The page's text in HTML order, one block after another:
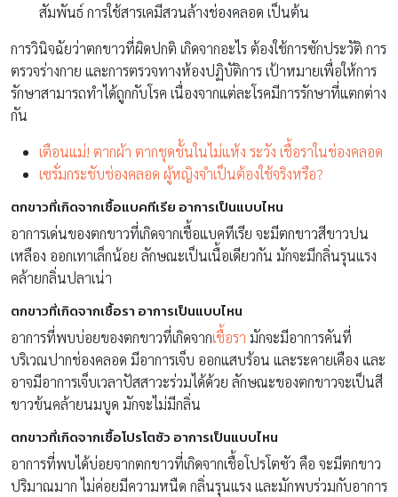
สัมพันธ์ การใช้สารเคมีสวนล้างช่องคลอด เป็นต้น
การวินิจฉัยว่าตกขาวที่ผิดปกติ เกิดจากอะไร ต้องใช้การซักประวัติ การ
ตรวจร่างกาย และการตรวจทางห้องปฏิบัติการ เป้าหมายเพื่อให้การ
รักษาสามารถทำได้ถูกกับโรค เนื่องจากแต่ละโรคมีการรักษาที่แตกต่าง
กัน
เตือนแม่! ตากผ้า ตากชุดชั้นในไม่แห้ง ระวัง เชื้อราในช่องคลอด
เซรั่มกระชับช่องคลอด ผู้หญิงจำเป็นต้องใช้จริงหรือ?
ตกขาวที่เกิดจากเชื้อแบคทีเรีย อาการเป็นแบบไหน
อาการเด่นของตกขาวที่เกิดจากเชื้อแบคทีเรีย จะมีตกขาวสีขาวปน
เหลือง ออกเทาเล็กน้อย ลักษณะเป็นเนื้อเดียวกัน มักจะมีกลิ่นรุนแรง
คล้ายกลิ่นปลาเน่า
ตกขาวที่เกิดจากเชื้อรา อาการเป็นแบบไหน
อาการที่พบบ่อยของตกขาวที่เกิดจากเชื้อรา มักจะมีอาการคันที่
บริเวณปากช่องคลอด มีอาการเจ็บ ออกแสบร้อน และระคายเคือง และ
อาจมีอาการเจ็บเวลาปัสสาวะร่วมได้ด้วย ลักษณะของตกขาวจะเป็นสี
ขาวข้นคล้ายนมบูด มักจะไม่มีกลิ่น
ตกขาวที่เกิดจากเชื้อโปรโตซัว อาการเป็นแบบไหน
อาการที่พบได้บ่อยจากตกขาวที่เกิดจากเชื้อโปรโตซัว คือ จะมีตกขาว
ปริมาณมาก ไม่ค่อยมีความหนืด กลิ่นรุนแรง และมักพบร่วมกับอาการ